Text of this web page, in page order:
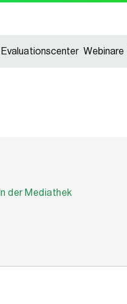
Evaluationscenter Webinare
In der Mediathek